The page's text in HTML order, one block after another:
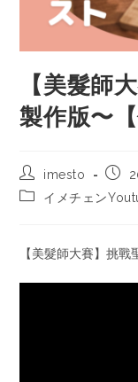
【美髮師
製作版〜
imesto
イメチェン
【美髮師大賽】挑戰